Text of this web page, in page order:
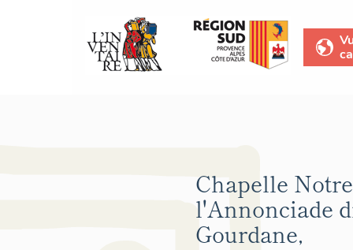
Chapelle
l'Annonciade
Gourdane,